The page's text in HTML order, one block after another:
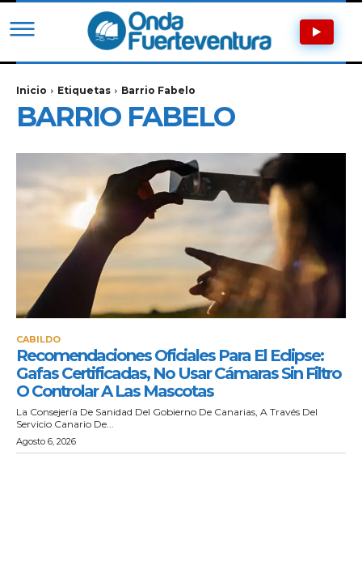
Inicio Etiquetas Barrio Fabelo
BARRIO FABELO
CABILDO
Recomendaciones Oficiales Para El Eclipse:
Gafas Certificadas, No Usar Cámaras Sin Filtro
O Controlar A Las Mascotas
La Consejería De Sanidad Del Gobierno De Canarias, A Través Del
Servicio Canario De...
Agosto 6, 2026